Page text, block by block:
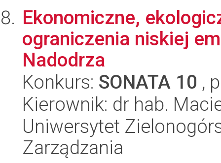
Ekonomiczne,
ograniczenia niskiej
Nadodrza
Konkurs: SONATA 10 ,
Kierownik: dr hab.
Uniwersytet
Zarządzania